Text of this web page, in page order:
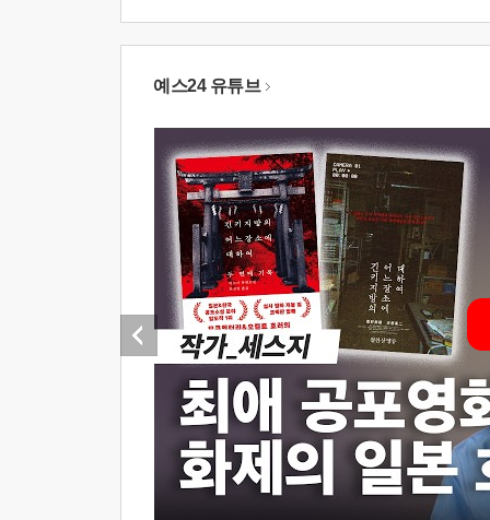
예스24 유튜브